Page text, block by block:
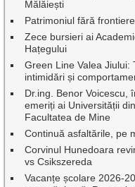
Mălăiești
Patrimoniul fără
Zece bursieri ai
Hațegului
Green Line Valea Jiului:
intimidări și
Dr.ing. Benor Voicescu,
emeriți ai Universității
Facultatea de Mine
Continuă asfaltările, pe
Corvinul Hunedoara
vs Csikszereda
Vacanțe școlare 2026-